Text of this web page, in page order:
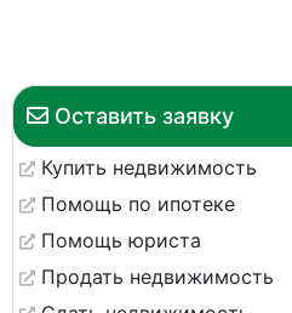
Оставить заявку
Купить недвижимость
Помощь по ипотеке
Помощь юриста
Продать недвижимость